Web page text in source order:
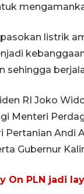
pasokan listrik
sehingga
RI Joko
Menteri
Pertanian Andi
Gubernur
On PLN jadi